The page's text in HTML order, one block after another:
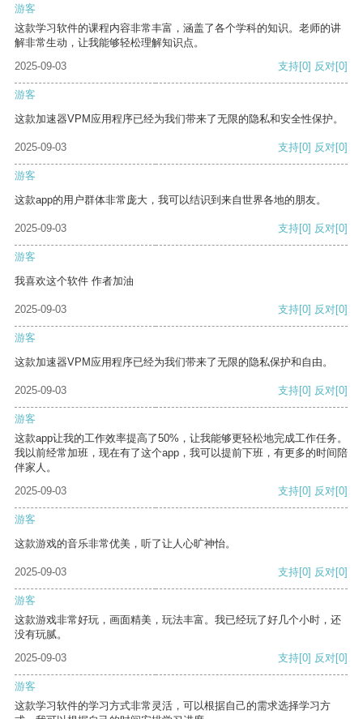
游客
这款学习软件的课程内容非常丰富，涵盖了各个学科的知识。老师的讲
解非常生动，让我能够轻松理解知识点。
2025-09-03
支持[0] 反对[0]
游客
这款加速器VPM应用程序已经为我们带来了无限的隐私和安全性保护。
2025-09-03 支持[0] 反对[0]
游客
这款app的用户群体非常庞大，我可以结识到来自世界各地的朋友。
2025-09-03 支持[0] 反对[0]
游客
我喜欢这个软件 作者加油
2025-09-03 支持[0] 反对[0]
游客
这款加速器VPM应用程序已经为我们带来了无限的隐私保护和自由。
2025-09-03 支持[0] 反对[0]
游客
这款app让我的工作效率提高了50%，让我能够更轻松地完成工作任务。
我以前经常加班，现在有了这个app，我可以提前下班，有更多的时间陪
伴家人。
2025-09-03
支持[0] 反对[0]
游客
这款游戏的音乐非常优美，听了让人心旷神怡。
2025-09-03 支持[0] 反对[0]
游客
这款游戏非常好玩，画面精美，玩法丰富。我已经玩了好几个小时，还
没有玩腻。
2025-09-03
支持[0] 反对[0]
游客
这款学习软件的学习方式非常灵活，可以根据自己的需求选择学习方